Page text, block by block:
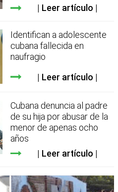
Leer artículo
Identifican a adolescente
cubana fallecida en
naufragio
Leer artículo
Cubana denuncia al padre
de su hija por abusar de la
menor de apenas ocho
años
Leer artículo